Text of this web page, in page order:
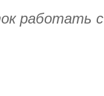
работать